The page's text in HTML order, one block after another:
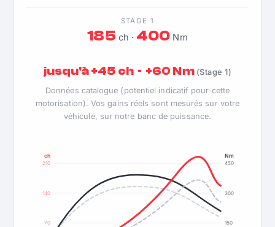
STAGE 1
185 ch · 400 Nm
jusqu'à +45 ch · +60 Nm (Stage 1)
Données catalogue (potentiel indicatif pour cette
motorisation). Vos gains réels sont mesurés sur votre
véhicule, sur notre banc de puissance.
70
140
210
150
300
450
ch Nm